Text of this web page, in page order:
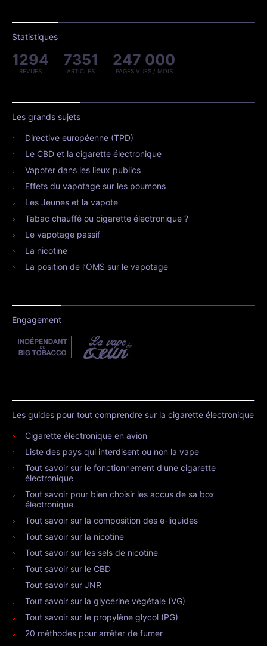
Statistiques
1294
REVUES
7351
ARTICLES
247 000
PAGES VUES / MOIS
Les grands sujets
Directive européenne (TPD)
Le CBD et la cigarette électronique
Vapoter dans les lieux publics
Effets du vapotage sur les poumons
Les Jeunes et la vapote
Tabac chauffé ou cigarette électronique ?
Le vapotage passif
La nicotine
La position de l’OMS sur le vapotage
Engagement
Les guides pour tout comprendre sur la cigarette électronique
Cigarette électronique en avion
Liste des pays qui interdisent ou non la vape
Tout savoir sur le fonctionnement d'une cigarette
électronique
Tout savoir pour bien choisir les accus de sa box
électronique
Tout savoir sur la composition des e-liquides
Tout savoir sur la nicotine
Tout savoir sur les sels de nicotine
Tout savoir sur le CBD
Tout savoir sur JNR
Tout savoir sur la glycérine végétale (VG)
Tout savoir sur le propylène glycol (PG)
20 méthodes pour arrêter de fumer